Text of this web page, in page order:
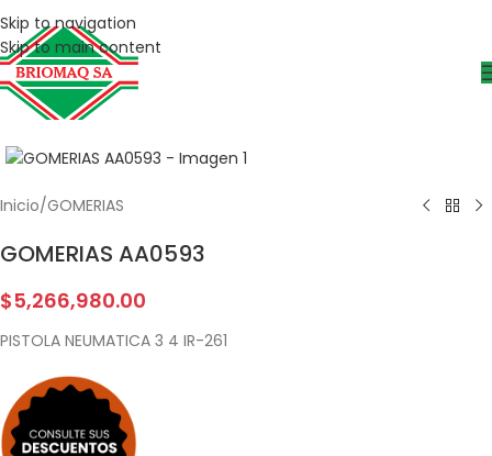
Skip to navigation
Skip to main content
Inicio/GOMERIAS
GOMERIAS AA0593
$5,266,980.00
PISTOLA NEUMATICA 3 4 IR-261